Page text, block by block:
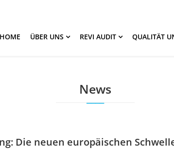
HOME ÜBER UNS REVI AUDIT QUALITÄT
News
Die neuen europäischen